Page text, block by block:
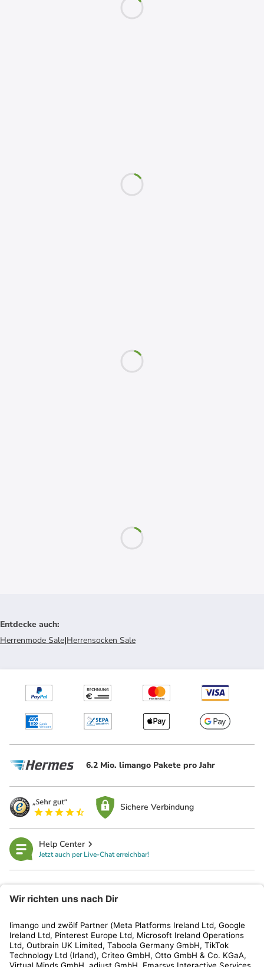
Entdecke auch:
Herrenmode Sale|Herrensocken Sale
6.2 Mio. limango Pakete pro Jahr
Sichere Verbindung
Help Center
Jetzt auch per Live-Chat erreichbar!
Kundenservice